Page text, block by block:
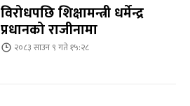
विरोधपछि शिक्षामन्त्री धर्मेन्द्र
प्रधानको राजीनामा
२०८३ साउन ९ गते १५:२८